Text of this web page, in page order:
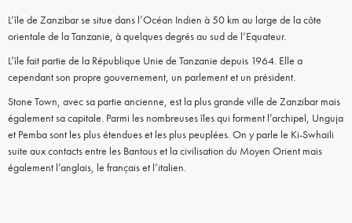
L’île de Zanzibar se situe dans l’Océan Indien à 50 km au large de la côte
orientale de la Tanzanie, à quelques degrés au sud de l’Equateur.
L’île fait partie de la République Unie de Tanzanie depuis 1964. Elle a
cependant son propre gouvernement, un parlement et un président.
Stone Town, avec sa partie ancienne, est la plus grande ville de Zanzibar mais
également sa capitale. Parmi les nombreuses îles qui forment l’archipel, Unguja
et Pemba sont les plus étendues et les plus peuplées. On y parle le Ki-Swhaili
suite aux contacts entre les Bantous et la civilisation du Moyen Orient mais
également l’anglais, le français et l’italien.